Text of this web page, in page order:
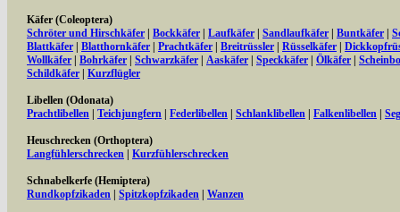
Käfer (Coleoptera)
Schröter und Hirschkäfer
Bockkäfer Laufkäfer Sandlaufkäfer Buntkäfer
Blattkäfer
Blatthornkäfer Prachtkäfer Breitrüssler Rüsselkäfer
Wollkäfer
Bohrkäfer Schwarzkäfer Aaskäfer Speckkäfer Ölkäfer
Schildkäfer
Kurzflügler
Libellen (Odonata)
Prachtlibellen
Teichjungfern Federlibellen Schlanklibellen Falkenlibellen
Heuschrecken (Orthoptera)
Langfühlerschrecken
Kurzfühlerschrecken
Schnabelkerfe (Hemiptera)
Rundkopfzikaden
Spitzkopfzikaden Wanzen